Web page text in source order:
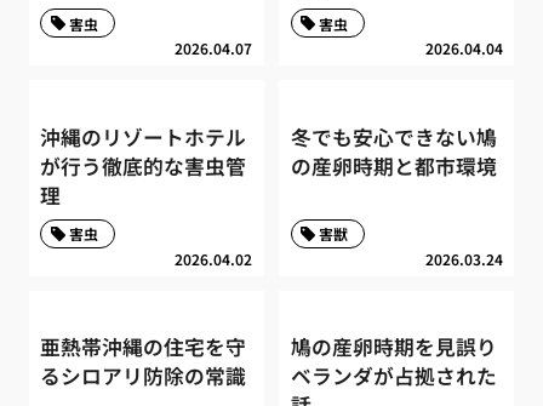
2026.04.07
害虫
2026.04.04
害虫
沖縄のリゾートホテル
が行う徹底的な害虫管
理
2026.04.02
害虫
冬でも安心できない鳩
の産卵時期と都市環境
2026.03.24
害獣
亜熱帯沖縄の住宅を守
るシロアリ防除の常識
鳩の産卵時期を見誤り
ベランダが占拠された